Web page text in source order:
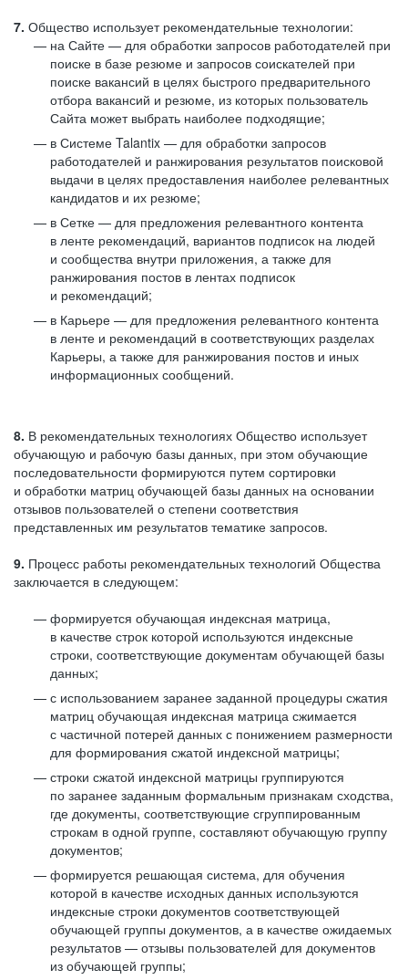
7. Общество использует рекомендательные технологии:
на Сайте — для обработки запросов работодателей при
поиске в базе резюме и запросов соискателей при
поиске вакансий в целях быстрого предварительного
отбора вакансий и резюме, из которых пользователь
Сайта может выбрать наиболее подходящие;
в Системе Talantix — для обработки запросов
работодателей и ранжирования результатов поисковой
выдачи в целях предоставления наиболее релевантных
кандидатов и их резюме;
в Сетке — для предложения релевантного контента
в ленте рекомендаций, вариантов подписок на людей
и сообщества внутри приложения, а также для
ранжирования постов в лентах подписок
и рекомендаций;
в Карьере — для предложения релевантного контента
в ленте и рекомендаций в соответствующих разделах
Карьеры, а также для ранжирования постов и иных
информационных сообщений.
8. В рекомендательных технологиях Общество использует
обучающую и рабочую базы данных, при этом обучающие
последовательности формируются путем сортировки
и обработки матриц обучающей базы данных на основании
отзывов пользователей о степени соответствия
представленных им результатов тематике запросов.
9. Процесс работы рекомендательных технологий Общества
заключается в следующем:
формируется обучающая индексная матрица,
в качестве строк которой используются индексные
строки, соответствующие документам обучающей базы
данных;
с использованием заранее заданной процедуры сжатия
матриц обучающая индексная матрица сжимается
с частичной потерей данных с понижением размерности
для формирования сжатой индексной матрицы;
строки сжатой индексной матрицы группируются
по заранее заданным формальным признакам сходства,
где документы, соответствующие сгруппированным
строкам в одной группе, составляют обучающую группу
документов;
формируется решающая система, для обучения
которой в качестве исходных данных используются
индексные строки документов соответствующей
обучающей группы документов, а в качестве ожидаемых
результатов — отзывы пользователей для документов
из обучающей группы;